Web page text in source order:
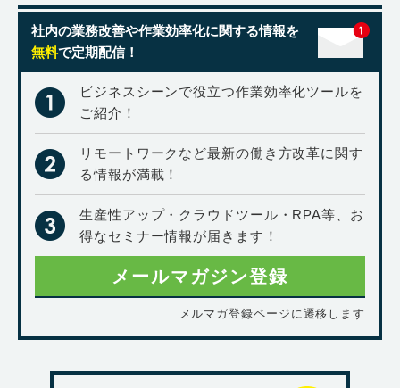
社内の業務改善や作業効率化に関する情報を
無料で定期配信！
ビジネスシーンで役立つ作業効率化ツールを
ご紹介！
リモートワークなど最新の働き方改革に関す
る情報が満載！
生産性アップ・クラウドツール・RPA等、お
得なセミナー情報が届きます！
メールマガジン登録
メルマガ登録ページに遷移します